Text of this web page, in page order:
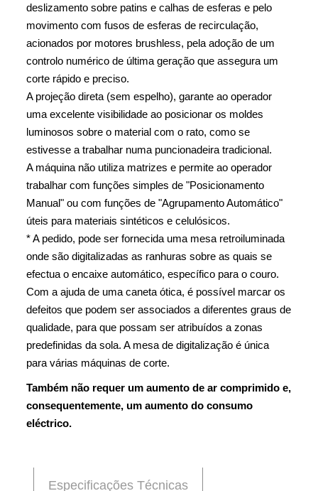
deslizamento sobre patins e calhas de esferas e pelo
movimento com fusos de esferas de recirculação,
acionados por motores brushless, pela adoção de um
controlo numérico de última geração que assegura um
corte rápido e preciso.
A projeção direta (sem espelho), garante ao operador
uma excelente visibilidade ao posicionar os moldes
luminosos sobre o material com o rato, como se
estivesse a trabalhar numa puncionadeira tradicional.
A máquina não utiliza matrizes e permite ao operador
trabalhar com funções simples de "Posicionamento
Manual" ou com funções de "Agrupamento Automático"
úteis para materiais sintéticos e celulósicos.
* A pedido, pode ser fornecida uma mesa retroiluminada
onde são digitalizadas as ranhuras sobre as quais se
efectua o encaixe automático, específico para o couro.
Com a ajuda de uma caneta ótica, é possível marcar os
defeitos que podem ser associados a diferentes graus de
qualidade, para que possam ser atribuídos a zonas
predefinidas da sola. A mesa de digitalização é única
para várias máquinas de corte.
Também não requer um aumento de ar comprimido e,
consequentemente, um aumento do consumo
eléctrico.
Especificações Técnicas